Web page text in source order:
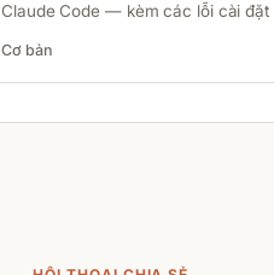
Claude Code — kèm các lỗi cài đặt
Cơ bản